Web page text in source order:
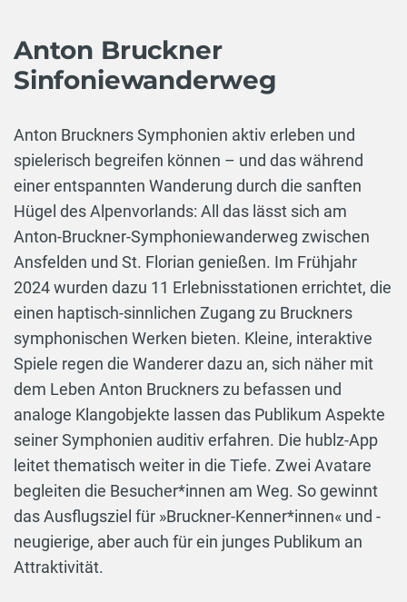
Anton Bruckner
Sinfoniewanderweg
Anton Bruckners Symphonien aktiv erleben und
spielerisch begreifen können – und das während
einer entspannten Wanderung durch die sanften
Hügel des Alpenvorlands: All das lässt sich am
Anton-Bruckner-Symphoniewanderweg zwischen
Ansfelden und St. Florian genießen. Im Frühjahr
2024 wurden dazu 11 Erlebnisstationen errichtet, die
einen haptisch-sinnlichen Zugang zu Bruckners
symphonischen Werken bieten. Kleine, interaktive
Spiele regen die Wanderer dazu an, sich näher mit
dem Leben Anton Bruckners zu befassen und
analoge Klangobjekte lassen das Publikum Aspekte
seiner Symphonien auditiv erfahren. Die hublz-App
leitet thematisch weiter in die Tiefe. Zwei Avatare
begleiten die Besucher*innen am Weg. So gewinnt
das Ausflugsziel für »Bruckner-Kenner*innen« und -
neugierige, aber auch für ein junges Publikum an
Attraktivität.